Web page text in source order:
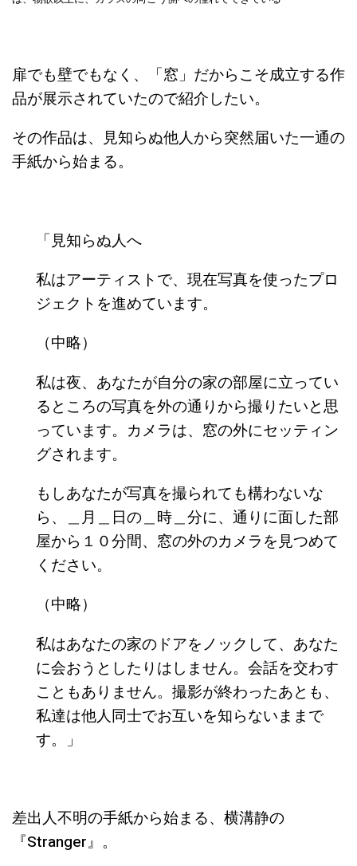
扉でも壁でもなく、「窓」だからこそ成立する作
品が展示されていたので紹介したい。
その作品は、見知らぬ他人から突然届いた一通の
手紙から始まる。
「見知らぬ人へ
私はアーティストで、現在写真を使ったプロ
ジェクトを進めています。
（中略）
私は夜、あなたが自分の家の部屋に立ってい
るところの写真を外の通りから撮りたいと思
っています。カメラは、窓の外にセッティン
グされます。
もしあなたが写真を撮られても構わないな
ら、＿月＿日の＿時＿分に、通りに面した部
屋から１０分間、窓の外のカメラを見つめて
ください。
（中略）
私はあなたの家のドアをノックして、あなた
に会おうとしたりはしません。会話を交わす
こともありません。撮影が終わったあとも、
私達は他人同士でお互いを知らないままで
す。」
差出人不明の手紙から始まる、横溝静の
『Stranger』。